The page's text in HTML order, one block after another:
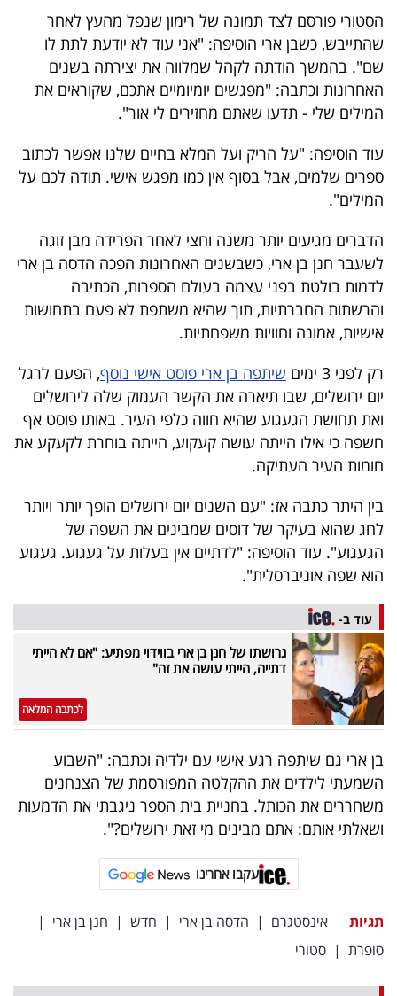
5
המילון
הכלכלי
פודקאסט
40
UNDER
שיתופי
פעולה
דרושים
ניוזלטרים
מייל
אדום
פרסמו
באייס
עקבו
אחרינו:
הסטורי פורסם לצד תמונה של רימון שנפל מהעץ לאחר
שהתייבש, כשבן ארי הוסיפה: "אני עוד לא יודעת לתת לו
שם". בהמשך הודתה לקהל שמלווה את יצירתה בשנים
האחרונות וכתבה: "מפגשים יומיומיים אתכם, שקוראים את
המילים שלי - תדעו שאתם מחזירים לי אור".
עוד הוסיפה: "על הריק ועל המלא בחיים שלנו אפשר לכתוב
ספרים שלמים, אבל בסוף אין כמו מפגש אישי. תודה לכם על
המילים".
הדברים מגיעים יותר משנה וחצי לאחר הפרידה מבן זוגה
לשעבר חנן בן ארי, כשבשנים האחרונות הפכה הדסה בן ארי
לדמות בולטת בפני עצמה בעולם הספרות, הכתיבה
והרשתות החברתיות, תוך שהיא משתפת לא פעם בתחושות
אישיות, אמונה וחוויות משפחתיות.
רק לפני 3 ימים
שיתפה בן ארי פוסט אישי נוסף, הפעם לרגל
יום ירושלים, שבו תיארה את הקשר העמוק שלה לירושלים
ואת תחושת הגעגוע שהיא חווה כלפי העיר. באותו פוסט אף
חשפה כי אילו הייתה עושה קעקוע, הייתה בוחרת לקעקע את
חומות העיר העתיקה.
בין היתר כתבה אז: "עם השנים יום ירושלים הופך יותר ויותר
לחג שהוא בעיקר של דוסים שמבינים את השפה של
הגעגוע". עוד הוסיפה: "לדתיים אין בעלות על געגוע. געגוע
הוא שפה אוניברסלית".
עוד ב-
גרושתו של חנן בן ארי בווידוי מפתיע: "אם לא הייתי
דתייה, הייתי עושה את זה"
לכתבה המלאה
בן ארי גם שיתפה רגע אישי עם ילדיה וכתבה: "השבוע
השמעתי לילדים את ההקלטה המפורסמת של הצנחנים
משחררים את הכותל. בחניית בית הספר ניגבתי את הדמעות
ושאלתי אותם: אתם מבינים מי זאת ירושלים?".
עקבו אחרינו
תגיות אינסטגרם | הדסה בן ארי | חדש | חנן בן ארי |
סופרת | סטורי